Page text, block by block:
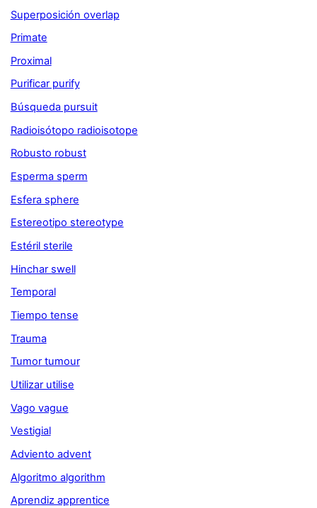
Superposición overlap
Primate
Proximal
Purificar purify
Búsqueda pursuit
Radioisótopo radioisotope
Robusto robust
Esperma sperm
Esfera sphere
Estereotipo stereotype
Estéril sterile
Hinchar swell
Temporal
Tiempo tense
Trauma
Tumor tumour
Utilizar utilise
Vago vague
Vestigial
Adviento advent
Algoritmo algorithm
Aprendiz apprentice